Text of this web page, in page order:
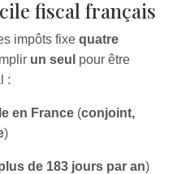
fiscal français
impôts fixe quatre
un seul pour être
:
en France (conjoint,
)
de 183 jours par an)